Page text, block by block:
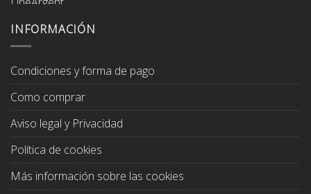
INFORMACIÓN
Condiciones y forma de pago
Como comprar
Aviso legal y Privacidad
Política de cookies
Más información sobre las cookies